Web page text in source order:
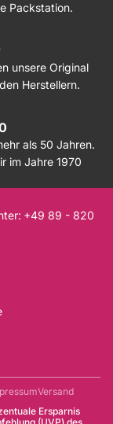
Packstation.
unsere Original
Herstellern.
als 50 Jahren.
im Jahre 1970
+49 89 - 820
Versand
Ersparnis